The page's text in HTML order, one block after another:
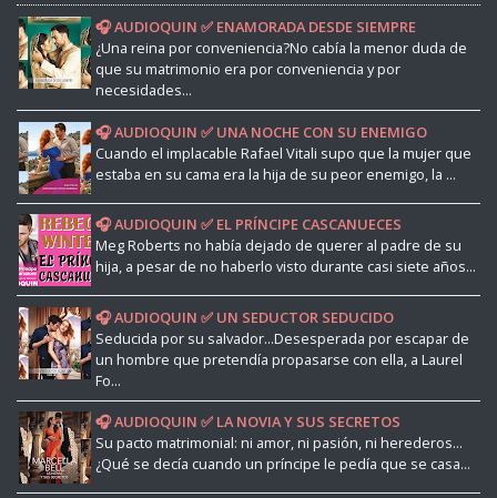
🎧 AUDIOQUIN ✅ ENAMORADA DESDE SIEMPRE
¿Una reina por conveniencia?No cabía la menor duda de
que su matrimonio era por conveniencia y por
necesidades...
🎧 AUDIOQUIN ✅ UNA NOCHE CON SU ENEMIGO
Cuando el implacable Rafael Vitali supo que la mujer que
estaba en su cama era la hija de su peor enemigo, la ...
🎧 AUDIOQUIN ✅ EL PRÍNCIPE CASCANUECES
Meg Roberts no había dejado de querer al padre de su
hija, a pesar de no haberlo visto durante casi siete años...
🎧 AUDIOQUIN ✅ UN SEDUCTOR SEDUCIDO
Seducida por su salvador...Desesperada por escapar de
un hombre que pretendía propasarse con ella, a Laurel
Fo...
🎧 AUDIOQUIN ✅ LA NOVIA Y SUS SECRETOS
Su pacto matrimonial: ni amor, ni pasión, ni herederos...
¿Qué se decía cuando un príncipe le pedía que se casa...